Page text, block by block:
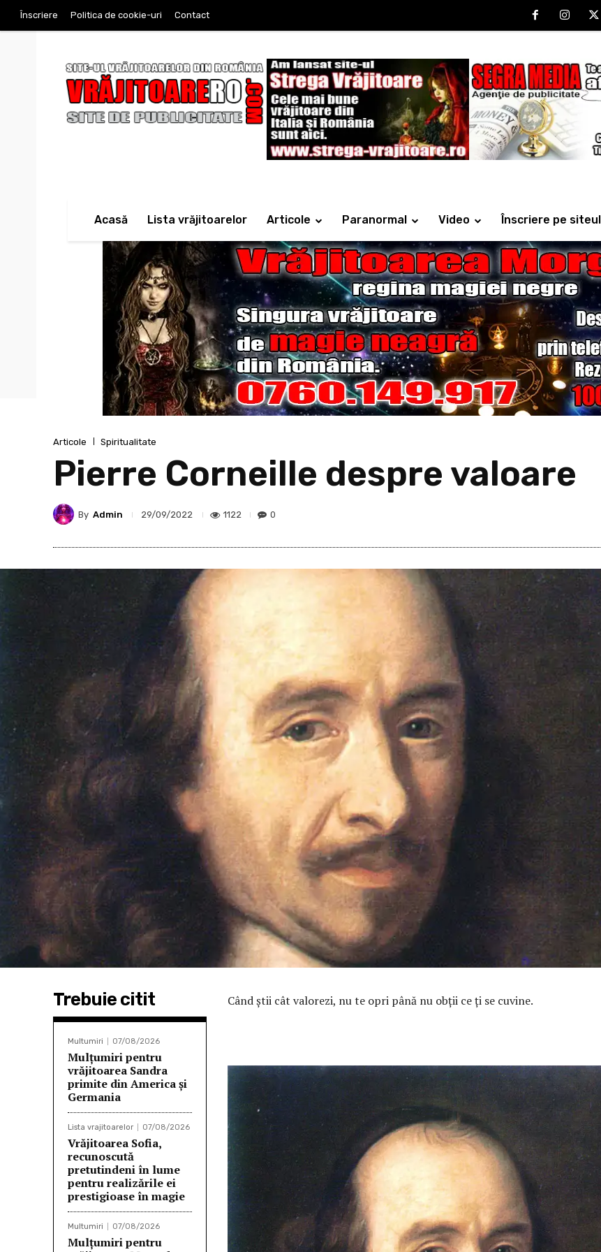
Înscriere Politica de cookie-uri Contact
Acasă Lista vrăjitoarelor Articole Paranormal Video Înscriere pe
Articole Spiritualitate
Pierre Corneille despre valoare
By Admin 29/09/2022 1122 0
Trebuie citit
Multumiri 07/08/2026
Mulţumiri pentru
vrăjitoarea Sandra
primite din America și
Germania
Lista vrajitoarelor 07/08/2026
Vrăjitoarea Sofia,
recunoscută
pretutindeni în lume
pentru realizările ei
prestigioase în magie
Multumiri 07/08/2026
Mulțumiri pentru
Când ştii cât valorezi, nu te opri până nu obţii ce ţi se cuvine.